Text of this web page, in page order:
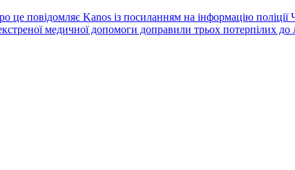
це повідомляє Kanos із посиланням на інформацію поліції
медичної допомоги доправили трьох потерпілих